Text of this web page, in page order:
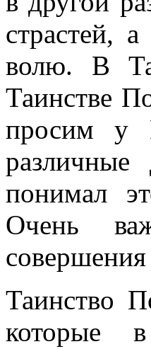
страстей,
волю. В
Таинстве
просим у
понимал
Очень
совершения
Таинство
которые